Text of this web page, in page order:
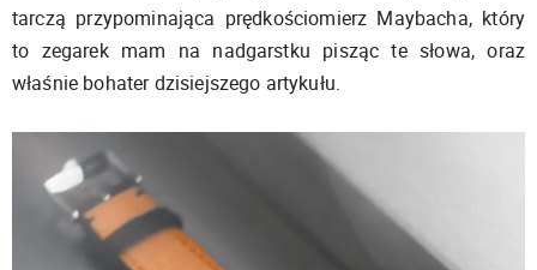
tarczą przypominająca prędkościomierz Maybacha, który
to zegarek mam na nadgarstku pisząc te słowa, oraz
właśnie bohater dzisiejszego artykułu.